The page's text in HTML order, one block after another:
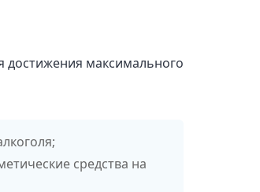
достижения максимального
средства на